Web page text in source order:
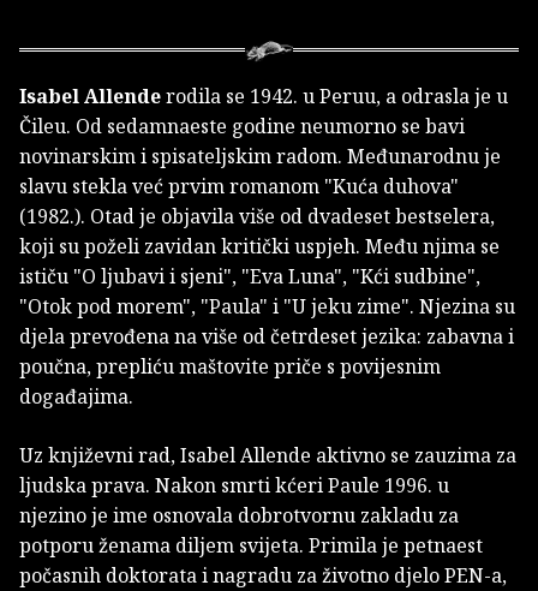
Isabel Allenderodila se 1942. u Peruu, a odrasla je u
Čileu. Od sedamnaeste godine neumorno se bavi
novinarskim i spisateljskim radom. Međunarodnu je
slavu stekla već prvim romanom "Kuća duhova"
(1982.). Otad je objavila više od dvadeset bestselera,
koji su poželi zavidan kritički uspjeh. Među njima se
ističu "O ljubavi i sjeni", "Eva Luna", "Kći sudbine",
"Otok pod morem", "Paula" i "U jeku zime". Njezina su
djela prevođena na više od četrdeset jezika: zabavna i
poučna, prepliću maštovite priče s povijesnim
događajima.
Uz književni rad, Isabel Allende aktivno se zauzima za
ljudska prava. Nakon smrti kćeri Paule 1996. u
njezino je ime osnovala dobrotvornu zakladu za
potporu ženama diljem svijeta. Primila je petnaest
počasnih doktorata i nagradu za životno djelo PEN-a,